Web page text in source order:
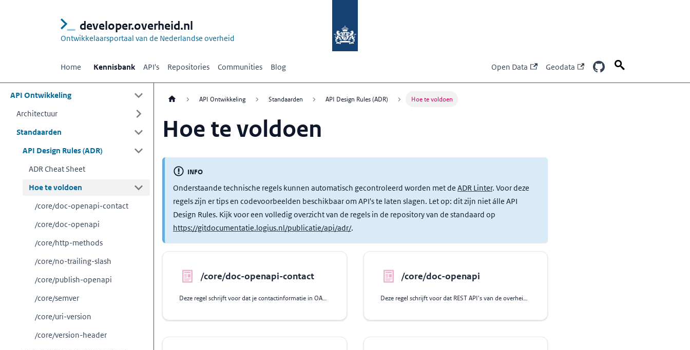
developer.overheid.nl
Ontwikkelaarsportaal van de Nederlandse overheid
Home Kennisbank API's Repositories Communities Blog Open Data Geodata
API Ontwikkeling
Architectuur
Standaarden
API Design Rules (ADR)
ADR Cheat Sheet
Hoe te voldoen
/core/doc-openapi-contact
/core/doc-openapi
/core/http-methods
/core/no-trailing-slash
/core/publish-openapi
/core/semver
/core/uri-version
/core/version-header
API Ontwikkeling Standaarden API Design Rules (ADR) Hoe te voldoen
Hoe te voldoen
INFO
Onderstaande technische regels kunnen automatisch gecontroleerd worden met de ADR Linter. Voor deze
regels zijn er tips en codevoorbeelden beschikbaar om API's te laten slagen. Let op: dit zijn niet álle API
Design Rules. Kijk voor een volledig overzicht van de regels in de repository van de standaard op
https://gitdocumentatie.logius.nl/publicatie/api/adr/.
/core/doc-openapi-contact
Deze regel schrijft voor dat je contactinformatie in OAS moet opnemen voor
/core/doc-openapi
Deze regel schrijft voor dat REST API's van de overheid beschreven moeten worden